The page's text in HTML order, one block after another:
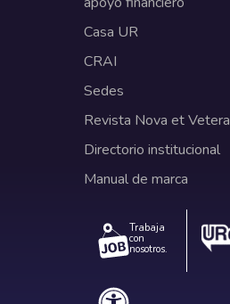
Casa UR
CRAI
Sedes
Revista Nova et Vetera
Directorio institucional
Manual de marca
Trabaja
con
nosotros.